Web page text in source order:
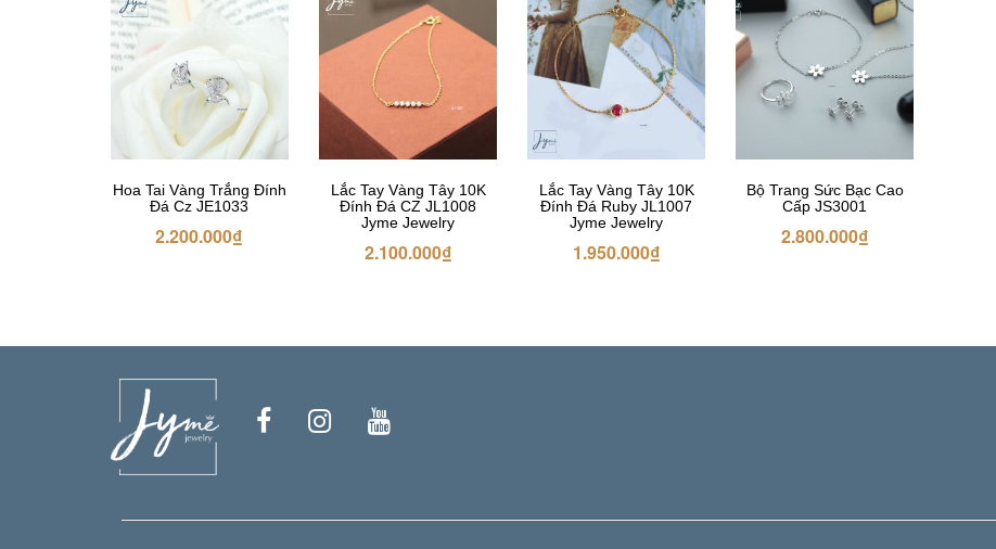
Hoa Tai Vàng Trắng Đính
Đá Cz JE1033
2.200.000₫
Lắc Tay Vàng Tây 10K
Đính Đá CZ JL1008
Jyme Jewelry
2.100.000₫
Lắc Tay Vàng Tây 10K
Đính Đá Ruby JL1007
Jyme Jewelry
1.950.000₫
Bộ Trang Sức Bạc Cao
Cấp JS3001
2.800.000₫